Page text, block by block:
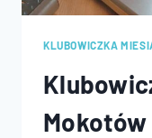
KLUBOWICZKA